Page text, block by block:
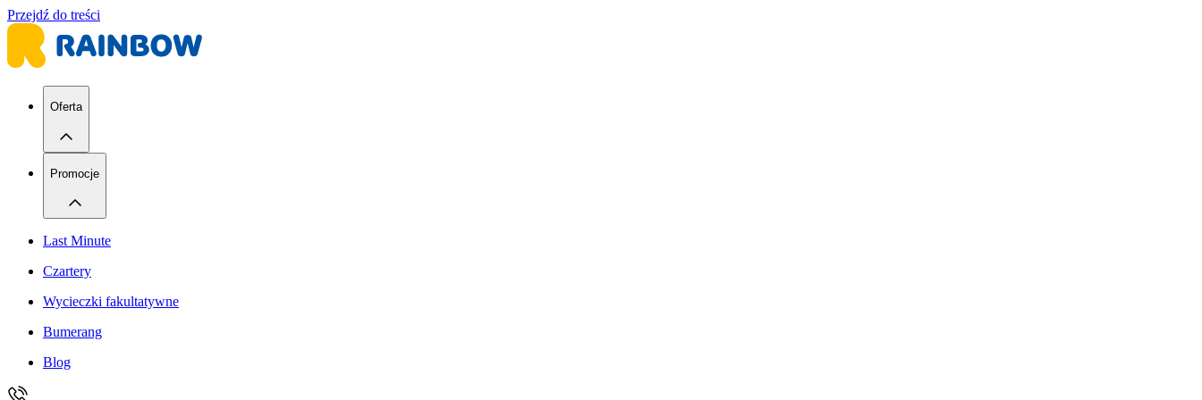
Przejdź do treści
Oferta
Promocje
Last Minute
Czartery
Wycieczki fakultatywne
Bumerang
Blog